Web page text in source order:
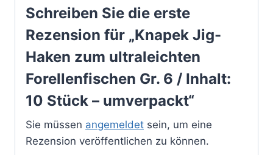
Schreiben Sie die erste
Rezension für „Knapek Jig-
Haken zum ultraleichten
Forellenfischen Gr. 6 / Inhalt:
10 Stück – umverpackt“
Sie müssen angemeldet sein, um eine
Rezension veröffentlichen zu können.